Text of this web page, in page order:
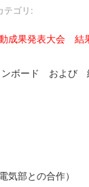
ゴリ:
成果発表大会 結
ボード および
部との合作）